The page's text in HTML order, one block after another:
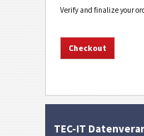
Verify and finalize your
TEC-IT